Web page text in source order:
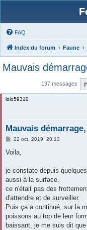
FAQ
Index du forum Faune
Mauvais
197 messages
lolo59310
Mauvais
M
s
g
22 oct. 2019, 20:13
Voila,
je constate depuis
aussi à la surface.
ce n'était pas des
d'attendre et de surveiller.
Puis ça a continué, sur la
poissons au top de leur
baissant, je me suis dit